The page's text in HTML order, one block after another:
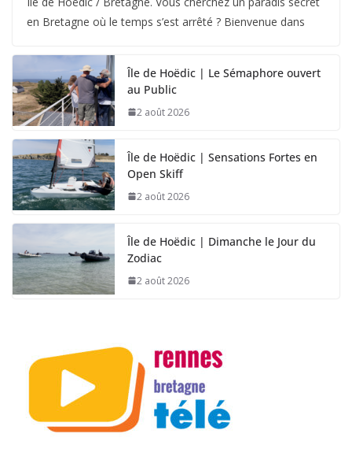
en Bretagne où le temps s’est arrêté ? Bienvenue dans
Île de Hoëdic | Le Sémaphore ouvert
au Public
2 août 2026
Île de Hoëdic | Sensations Fortes en
Open Skiff
2 août 2026
Île de Hoëdic | Dimanche le Jour du
Zodiac
2 août 2026